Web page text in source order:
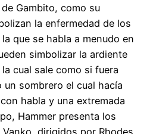
Gambito, como su
la enfermedad de los
que se habla a menudo en
simbolizar la ardiente
cual sale como si fuera
sombrero el cual hacía
habla y una extremada
Hammer presenta los